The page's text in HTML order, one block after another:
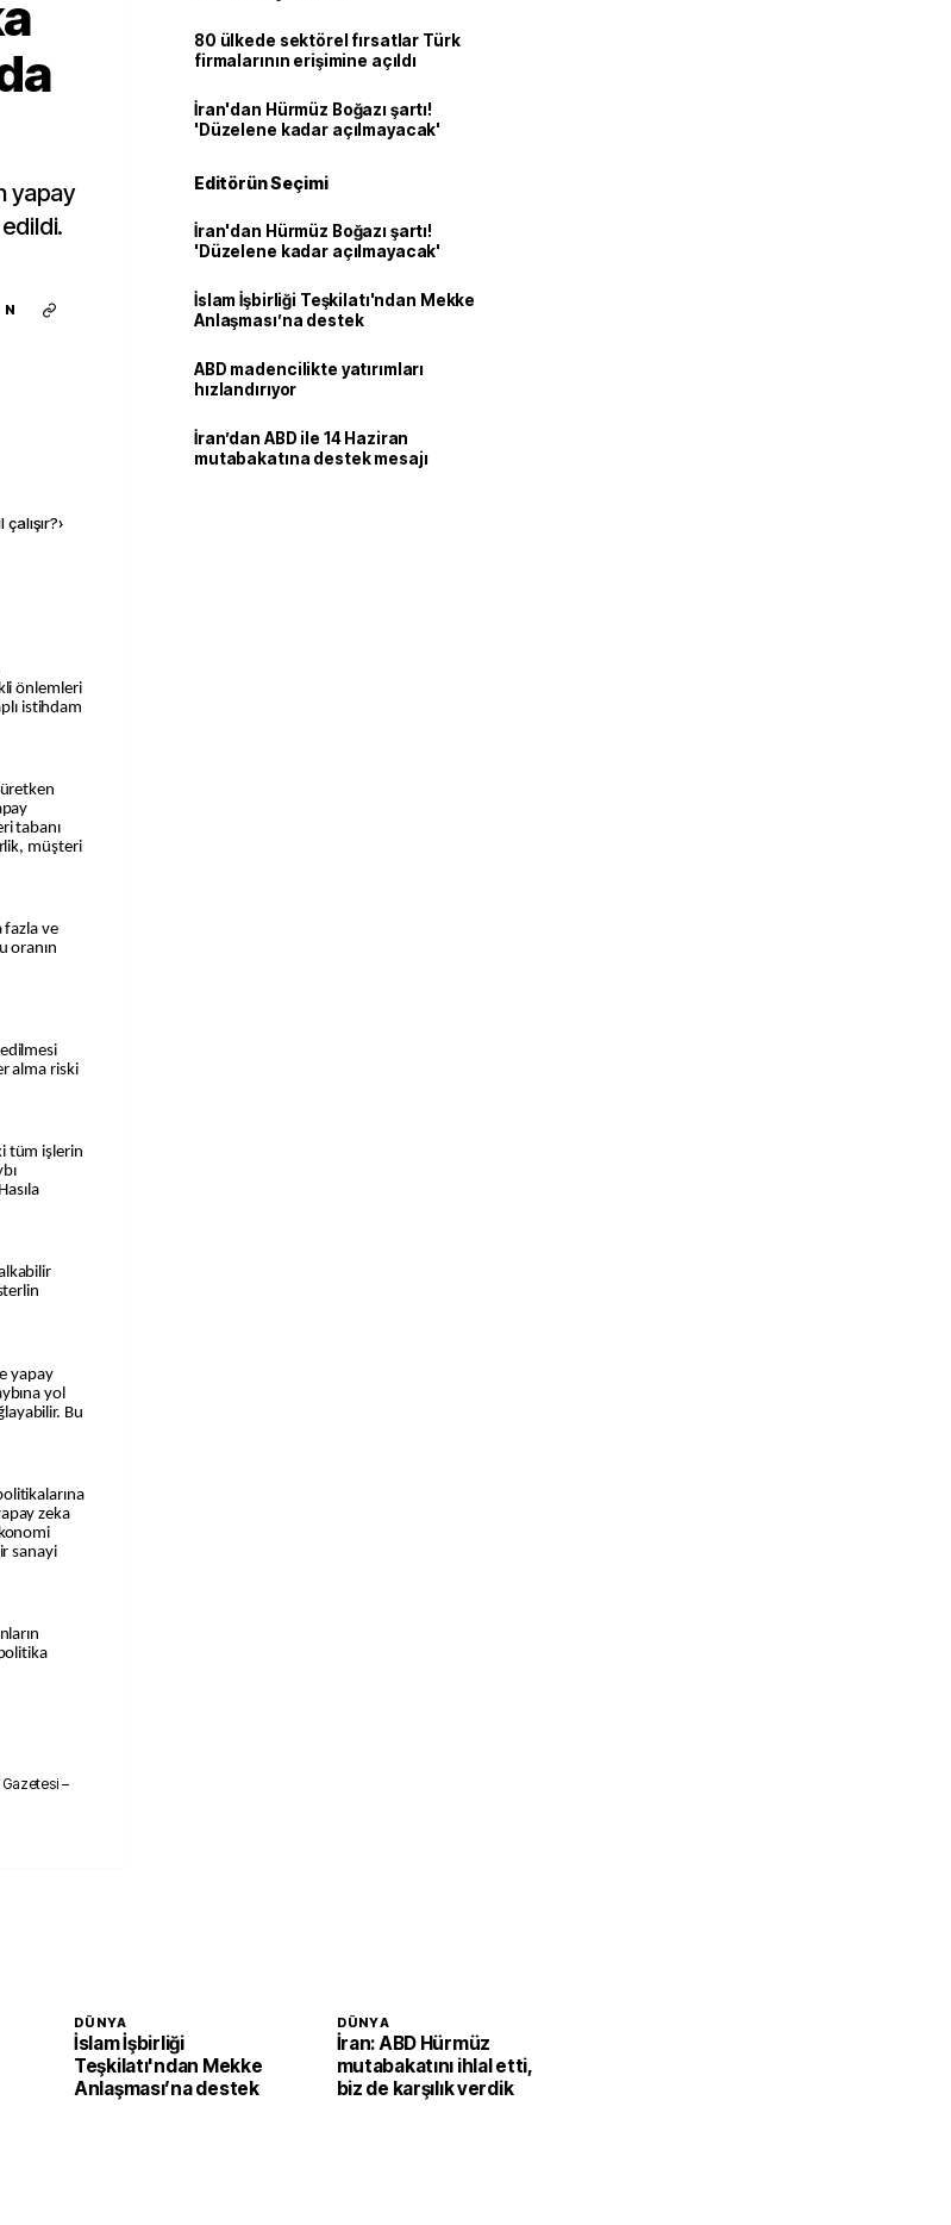
yapay
N
çalışır?›
önlemleri
istihdam
tabanı
müşteri
fazla ve
oranın
alma riski
tüm işlerin
yapay
yol
Bu
zeka
sanayi
–
80 ülkede sektörel fırsatlar Türk
firmalarının erişimine açıldı
İran'dan Hürmüz Boğazı şartı!
'Düzelene kadar açılmayacak'
Editörün Seçimi
İran'dan Hürmüz Boğazı şartı!
'Düzelene kadar açılmayacak'
İslam İşbirliği Teşkilatı'ndan Mekke
Anlaşması’na destek
ABD madencilikte yatırımları
hızlandırıyor
İran’dan ABD ile 14 Haziran
mutabakatına destek mesajı
DÜNYA
İslam İşbirliği
Teşkilatı'ndan Mekke
Anlaşması’na destek
DÜNYA
İran: ABD Hürmüz
mutabakatını ihlal etti,
biz de karşılık verdik